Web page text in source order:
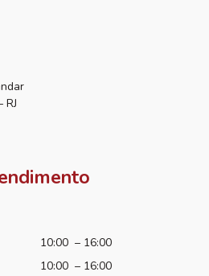
RJ
10:00 – 16:00
10:00 – 16:00